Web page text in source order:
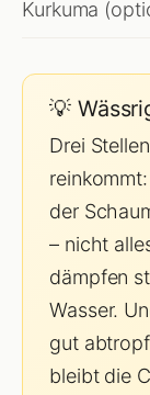
Kurkuma
💡
Drei
der
– nicht
dämpfen
Wasser.
gut
bleibt die